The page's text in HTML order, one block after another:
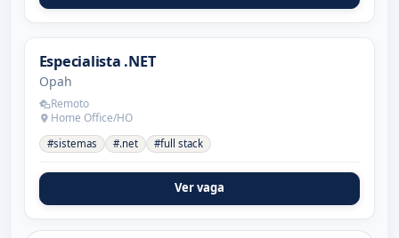
Especialista .NET
Opah
Remoto
Home Office/HO
#sistemas #.net #full stack
Ver vaga